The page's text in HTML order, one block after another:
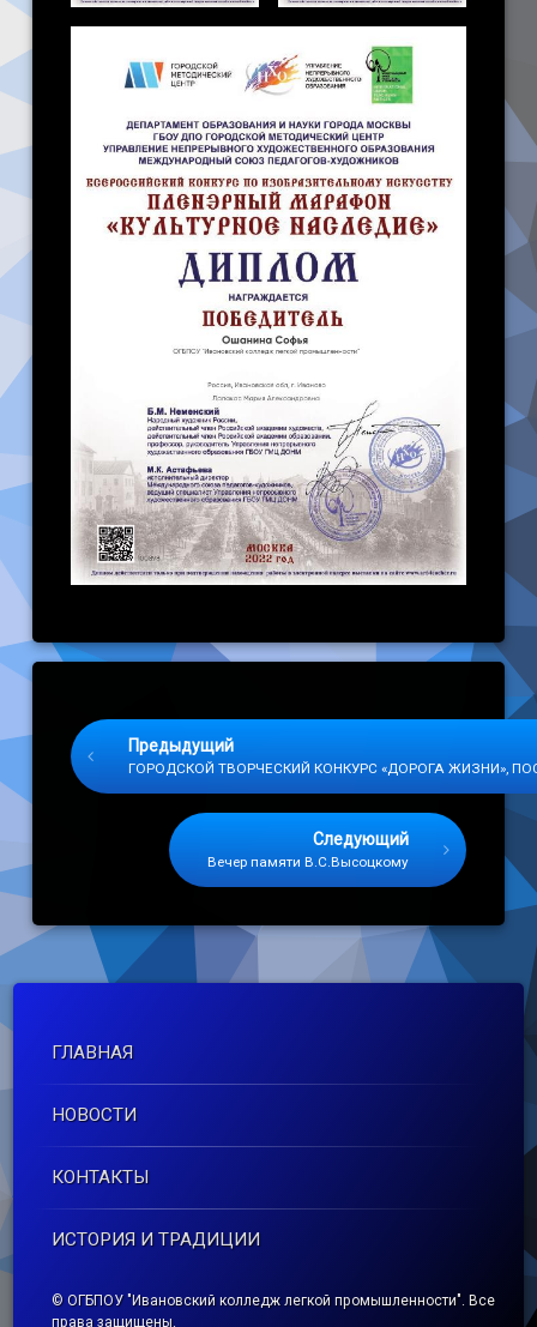
Предыдущий
ГОРОДСКОЙ ТВОРЧЕСКИЙ КОНКУРС «ДОРОГА ЖИЗНИ»,
Следующий
Вечер памяти В.С.Высоцкому
ГЛАВНАЯ
НОВОСТИ
КОНТАКТЫ
ИСТОРИЯ И ТРАДИЦИИ
© ОГБПОУ "Ивановский колледж легкой промышленности". Все
права защищены.